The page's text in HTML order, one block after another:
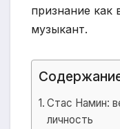
признание
музыкант.
Стас Намин:
личность